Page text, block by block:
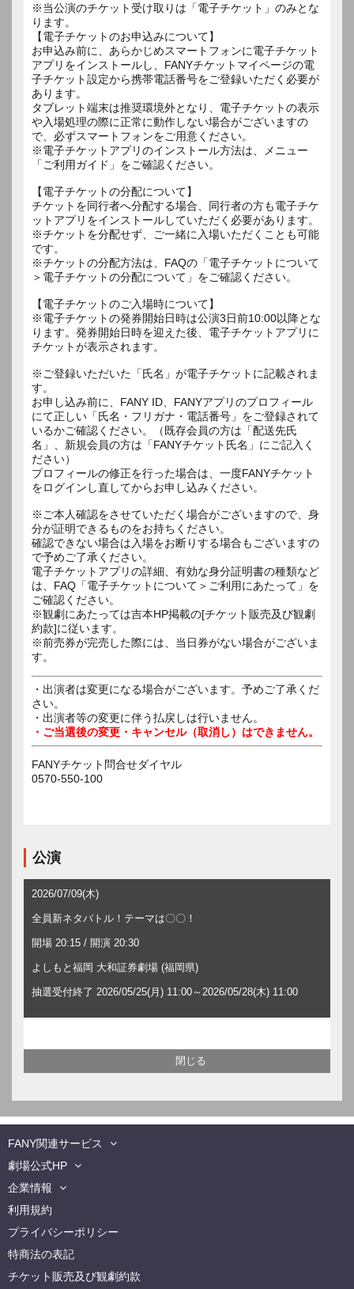
※当公演のチケット受け取りは「電子チケット」のみとな
ります。
【電子チケットのお申込みについて】
お申込み前に、あらかじめスマートフォンに電子チケット
アプリをインストールし、FANYチケットマイページの電
子チケット設定から携帯電話番号をご登録いただく必要が
あります。
タブレット端末は推奨環境外となり、電子チケットの表示
や入場処理の際に正常に動作しない場合がございますの
で、必ずスマートフォンをご用意ください。
※電子チケットアプリのインストール方法は、メニュー
「ご利用ガイド」をご確認ください。
【電子チケットの分配について】
チケットを同行者へ分配する場合、同行者の方も電子チケ
ットアプリをインストールしていただく必要があります。
※チケットを分配せず、ご一緒に入場いただくことも可能
です。
※チケットの分配方法は、FAQの「電子チケットについて
＞電子チケットの分配について」をご確認ください。
【電子チケットのご入場時について】
※電子チケットの発券開始日時は公演3日前10:00以降とな
ります。発券開始日時を迎えた後、電子チケットアプリに
チケットが表示されます。
※ご登録いただいた「氏名」が電子チケットに記載されま
す。
お申し込み前に、FANY ID、FANYアプリのプロフィール
にて正しい「氏名・フリガナ・電話番号」をご登録されて
いるかご確認ください。（既存会員の方は「配送先氏
名」、新規会員の方は「FANYチケット氏名」にご記入く
ださい）
プロフィールの修正を行った場合は、一度FANYチケット
をログインし直してからお申し込みください。
※ご本人確認をさせていただく場合がございますので、身
分が証明できるものをお持ちください。
確認できない場合は入場をお断りする場合もございますの
で予めご了承ください。
電子チケットアプリの詳細、有効な身分証明書の種類など
は、FAQ「電子チケットについて＞ご利用にあたって」を
ご確認ください。
※観劇にあたっては吉本HP掲載の[チケット販売及び観劇
約款]に従います。
※前売券が完売した際には、当日券がない場合がございま
す。
・出演者は変更になる場合がございます。予めご了承くだ
さい。
・出演者等の変更に伴う払戻しは行いません。
・ご当選後の変更・キャンセル（取消し）はできません。
FANYチケット問合せダイヤル
0570-550-100
公演
2026/07/09(木)
全員新ネタバトル！テーマは〇〇！
開場 20:15 / 開演 20:30
よしもと福岡 大和証券劇場 (福岡県)
抽選受付終了 2026/05/25(月) 11:00～2026/05/28(木) 11:00
FANY関連サービス
劇場公式HP
企業情報
利用規約
プライバシーポリシー
特商法の表記
チケット販売及び観劇約款